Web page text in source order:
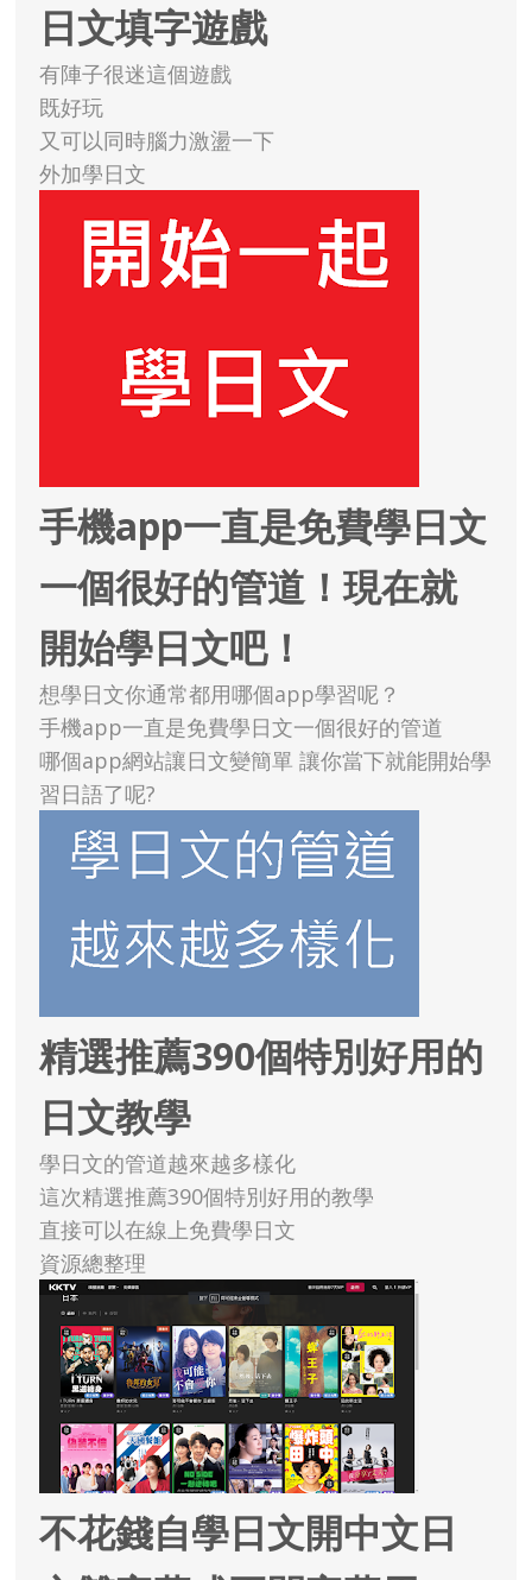
日文填字遊戲
有陣子很迷這個遊戲
既好玩
又可以同時腦力激盪一下
外加學日文
手機app一直是免費學日文
一個很好的管道！現在就
開始學日文吧！
想學日文你通常都用哪個app學習呢？
手機app一直是免費學日文一個很好的管道
哪個app網站讓日文變簡單 讓你當下就能開始學
習日語了呢?
精選推薦390個特別好用的
日文教學
學日文的管道越來越多樣化
這次精選推薦390個特別好用的教學
直接可以在線上免費學日文
資源總整理
不花錢自學日文開中文日